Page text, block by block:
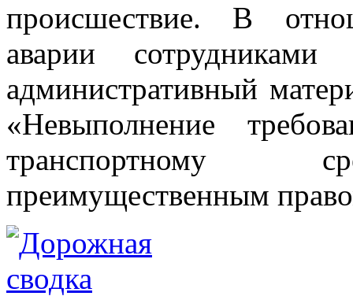
происшествие. В
аварии сотрудниками
административный
«Невыполнение
транспортному
преимущественным